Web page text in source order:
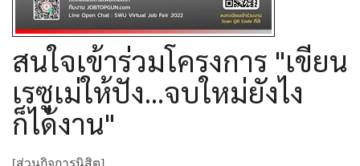
สนใจเข้าร่วมโครงการ "เขียน
เรซูเม่ให้ปัง...จบใหม่ยังไง
ก็ได้งาน"